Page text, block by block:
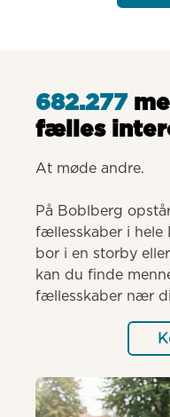
682.277
fælles
At møde andre.
På Boblberg
fællesskaber i hele
bor i en storby
kan du finde
fællesskaber nær